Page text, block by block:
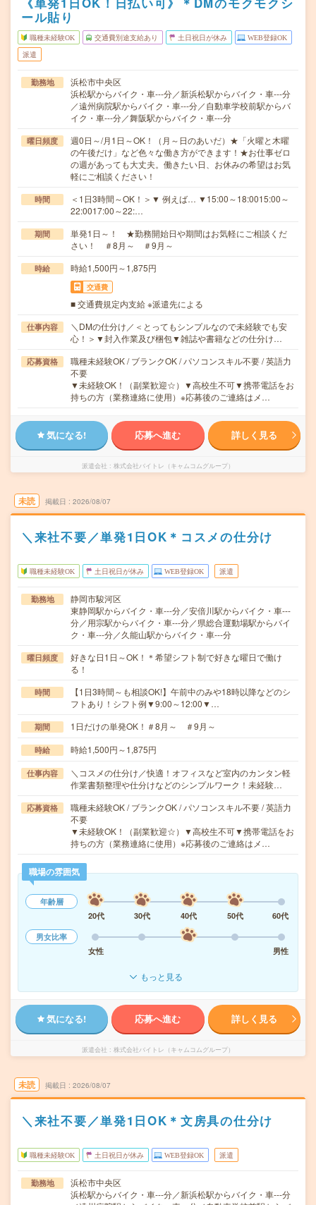
ール貼り
職種未経験OK 交通費別途支給あり 土日祝日が休み WEB登録OK
派遣
勤務地
浜松市中央区
浜松駅からバイク・車---分／新浜松駅からバイク・車---分
／遠州病院駅からバイク・車---分／自動車学校前駅からバ
イク・車---分／舞阪駅からバイク・車---分
曜日頻度
週0日～/月1日～OK！（月～日のあいだ）★「火曜と木曜
の午後だけ」など色々な働き方ができます！★お仕事ゼロ
の週があっても大丈夫。働きたい日、お休みの希望はお気
軽にご相談ください！
時間
＜1日3時間～OK！＞▼ 例えば… ▼15:00～18:0015:00～
22:0017:00～22:…
期間
単発1日～！ ★勤務開始日や期間はお気軽にご相談くだ
さい！ ＃8月～ ＃9月～
時給 時給1,500円～1,875円
交通費
■ 交通費規定内支給 ※派遣先による
仕事内容
＼DMの仕分け／＜とってもシンプルなので未経験でも安
心！＞▼封入作業及び梱包▼雑誌や書籍などの仕分け…
応募資格
職種未経験OK / ブランクOK / パソコンスキル不要 / 英語力
不要
▼未経験OK！（副業歓迎☆）▼高校生不可▼携帯電話をお
持ちの方（業務連絡に使用）※応募後のご連絡はメ…
気になる! 応募へ進む 詳しく見る
派遣会社 株式会社バイトレ（キャムコムグループ）
未読 掲載日 2026/08/07
＼来社不要／単発1日OK＊コスメの仕分け
職種未経験OK 土日祝日が休み WEB登録OK 派遣
勤務地
静岡市駿河区
東静岡駅からバイク・車---分／安倍川駅からバイク・車---
分／用宗駅からバイク・車---分／県総合運動場駅からバイ
ク・車---分／久能山駅からバイク・車---分
曜日頻度
好きな日1日～OK！＊希望シフト制で好きな曜日で働け
る！
時間
【1日3時間～も相談OK!】午前中のみや18時以降などのシ
フトあり！シフト例▼9:00～12:00▼…
期間 1日だけの単発OK！＃8月～ ＃9月～
時給 時給1,500円～1,875円
仕事内容
＼コスメの仕分け／快適！オフィスなど室内のカンタン軽
作業書類整理や仕分けなどのシンプルワーク！未経験…
応募資格
職種未経験OK / ブランクOK / パソコンスキル不要 / 英語力
不要
▼未経験OK！（副業歓迎☆）▼高校生不可▼携帯電話をお
持ちの方（業務連絡に使用）※応募後のご連絡はメ…
職場の雰囲気
年齢層
20代
30代 40代 50代
60代
男女比率
女性
男性
もっと見る
気になる! 応募へ進む 詳しく見る
派遣会社 株式会社バイトレ（キャムコムグループ）
未読 掲載日 2026/08/07
＼来社不要／単発1日OK＊文房具の仕分け
職種未経験OK 土日祝日が休み WEB登録OK 派遣
勤務地
浜松市中央区
浜松駅からバイク・車---分／新浜松駅からバイク・車---分